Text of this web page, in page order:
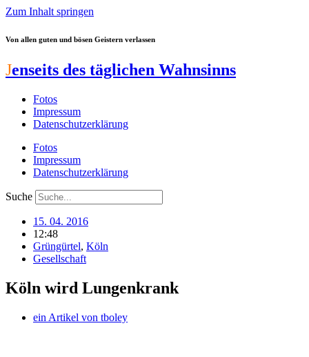
Zum Inhalt springen
Von allen guten und bösen Geistern verlassen
Jenseits des täglichen Wahnsinns
Fotos
Impressum
Datenschutzerklärung
Fotos
Impressum
Datenschutzerklärung
Suche
15. 04. 2016
12:48
Grüngürtel, Köln
Gesellschaft
Köln wird Lungenkrank
ein Artikel von tboley